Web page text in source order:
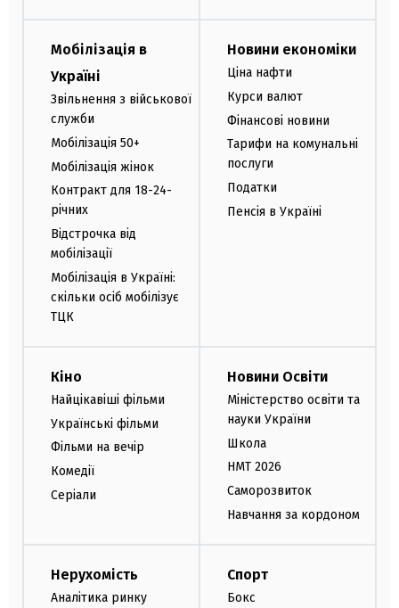
Мобілізація в
Україні
Звільнення з військової
служби
Мобілізація 50+
Мобілізація жінок
Контракт для 18-24-
річних
Відстрочка від
мобілізації
Мобілізація в Україні:
скільки осіб мобілізує
ТЦК
Новини економіки
Ціна нафти
Курси валют
Фінансові новини
Тарифи на комунальні
послуги
Податки
Пенсія в Україні
Кіно
Найцікавіші фільми
Українські фільми
Фільми на вечір
Комедії
Серіали
Новини Освіти
Міністерство освіти та
науки України
Школа
НМТ 2026
Саморозвиток
Навчання за кордоном
Нерухомість
Аналітика ринку
Спорт
Бокс